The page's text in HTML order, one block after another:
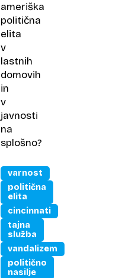
ameriška
politična
elita
v
lastnih
domovih
in
v
javnosti
na
splošno?
varnost
politična
elita
cincinnati
tajna
služba
vandalizem
politično
nasilje